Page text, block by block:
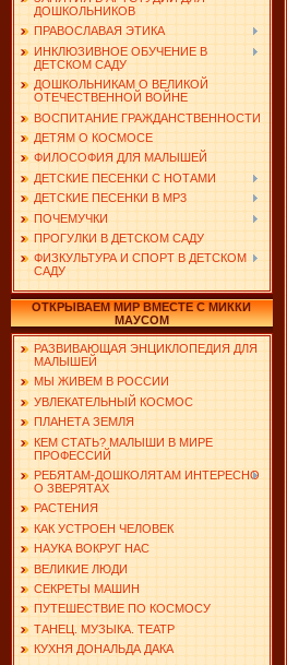
ДОШКОЛЬНИКОВ
ПРАВОСЛАВАЯ ЭТИКА
ИНКЛЮЗИВНОЕ ОБУЧЕНИЕ В
ДЕТСКОМ САДУ
ДОШКОЛЬНИКАМ О ВЕЛИКОЙ
ОТЕЧЕСТВЕННОЙ ВОЙНЕ
ВОСПИТАНИЕ ГРАЖДАНСТВЕННОСТИ
ДЕТЯМ О КОСМОСЕ
ФИЛОСОФИЯ ДЛЯ МАЛЫШЕЙ
ДЕТСКИЕ ПЕСЕНКИ С НОТАМИ
ДЕТСКИЕ ПЕСЕНКИ В MP3
ПОЧЕМУЧКИ
ПРОГУЛКИ В ДЕТСКОМ САДУ
ФИЗКУЛЬТУРА И СПОРТ В ДЕТСКОМ
САДУ
ОТКРЫВАЕМ МИР ВМЕСТЕ С МИККИ
МАУСОМ
РАЗВИВАЮЩАЯ ЭНЦИКЛОПЕДИЯ ДЛЯ
МАЛЫШЕЙ
МЫ ЖИВЕМ В РОССИИ
УВЛЕКАТЕЛЬНЫЙ КОСМОС
ПЛАНЕТА ЗЕМЛЯ
КЕМ СТАТЬ? МАЛЫШИ В МИРЕ
ПРОФЕССИЙ
РЕБЯТАМ-ДОШКОЛЯТАМ ИНТЕРЕСНО
О ЗВЕРЯТАХ
РАСТЕНИЯ
КАК УСТРОЕН ЧЕЛОВЕК
НАУКА ВОКРУГ НАС
ВЕЛИКИЕ ЛЮДИ
СЕКРЕТЫ МАШИН
ПУТЕШЕСТВИЕ ПО КОСМОСУ
ТАНЕЦ. МУЗЫКА. ТЕАТР
КУХНЯ ДОНАЛЬДА ДАКА